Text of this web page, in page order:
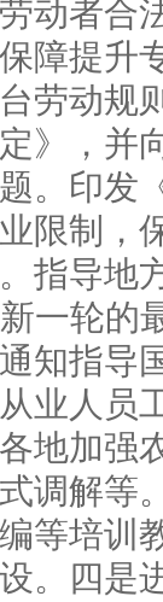
者合法
障提升
劳动规
》，并
。印发
限制，
指导地
一轮的
知指导
业人员
地加强
调解等
等培训
。四是